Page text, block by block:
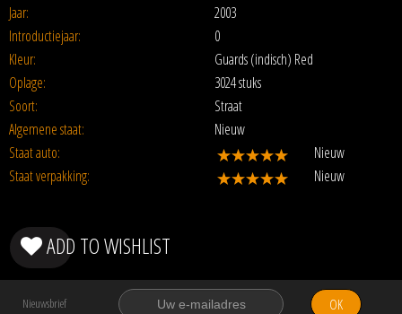
Jaar:
2003
Introductiejaar:
0
Kleur:
Guards (indisch) Red
Oplage:
3024 stuks
Soort:
Straat
Algemene staat:
Nieuw
Staat auto:
Nieuw
Staat verpakking:
Nieuw
ADD TO WISHLIST
Nieuwsbrief OK